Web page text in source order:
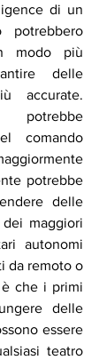
di un
potrebbero
modo più
delle
accurate.
potrebbe
comando
potrebbe
delle
maggiori
autonomi
da remoto o
che i primi
delle
essere
teatro